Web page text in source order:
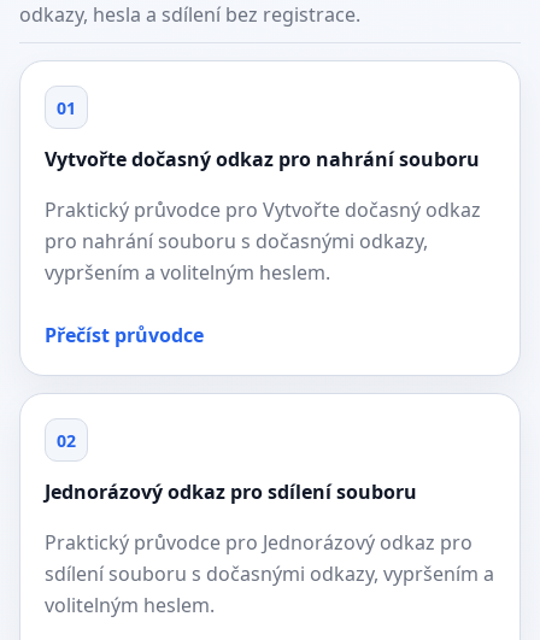
odkazy, hesla a sdílení bez registrace.
01
Vytvořte dočasný odkaz pro nahrání souboru
Praktický průvodce pro Vytvořte dočasný odkaz
pro nahrání souboru s dočasnými odkazy,
vypršením a volitelným heslem.
Přečíst průvodce
02
Jednorázový odkaz pro sdílení souboru
Praktický průvodce pro Jednorázový odkaz pro
sdílení souboru s dočasnými odkazy, vypršením a
volitelným heslem.